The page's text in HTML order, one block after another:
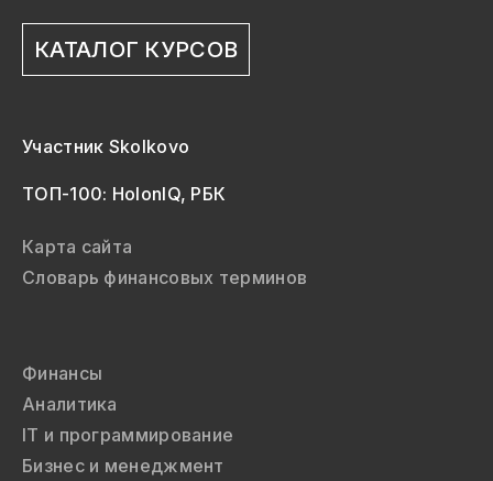
КАТАЛОГ КУРСОВ
Участник Skolkovo
ТОП-100: HolonIQ, РБК
Карта сайта
Словарь финансовых терминов
Финансы
Аналитика
IT и программирование
Бизнес и менеджмент